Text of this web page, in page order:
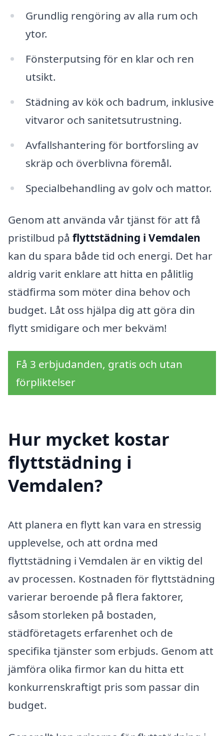
Grundlig rengöring av alla rum och
ytor.
Fönsterputsing för en klar och ren
utsikt.
Städning av kök och badrum, inklusive
vitvaror och sanitetsutrustning.
Avfallshantering för bortforsling av
skräp och överblivna föremål.
Specialbehandling av golv och mattor.
Genom att använda vår tjänst för att få
pristilbud på flyttstädning i Vemdalen
kan du spara både tid och energi. Det har
aldrig varit enklare att hitta en pålitlig
städfirma som möter dina behov och
budget. Låt oss hjälpa dig att göra din
flytt smidigare och mer bekväm!
Få 3 erbjudanden, gratis och utan
förpliktelser
Hur mycket kostar
flyttstädning i
Vemdalen?
Att planera en flytt kan vara en stressig
upplevelse, och att ordna med
flyttstädning i Vemdalen är en viktig del
av processen. Kostnaden för flyttstädning
varierar beroende på flera faktorer,
såsom storleken på bostaden,
städföretagets erfarenhet och de
specifika tjänster som erbjuds. Genom att
jämföra olika firmor kan du hitta ett
konkurrenskraftigt pris som passar din
budget.